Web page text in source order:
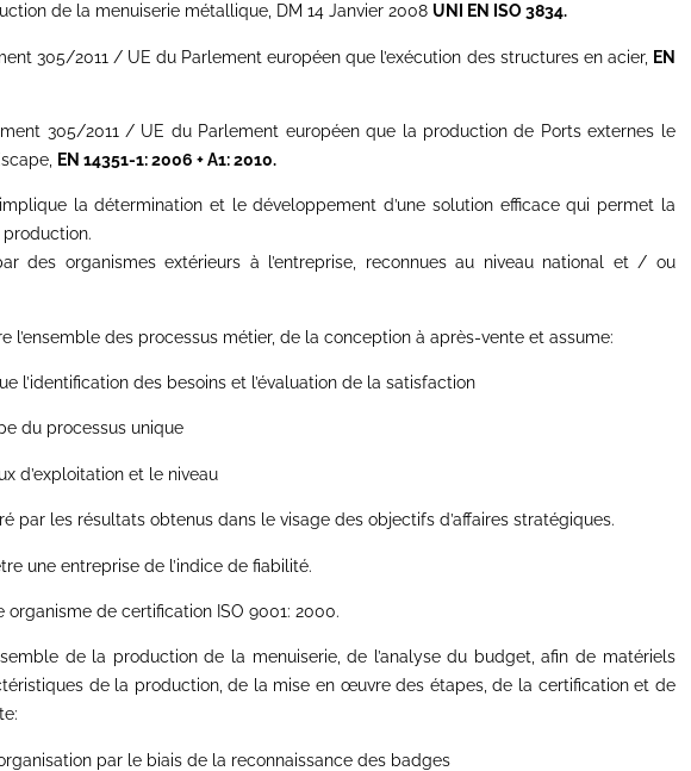
de la menuiserie métallique, DM 14 Janvier 2008 UNI EN ISO 3834.
305/2011 / UE du Parlement européen que l’exécution des structures en acier, EN
305/2011 / UE du Parlement européen que la production de Ports externes le
EN 14351-1: 2006 + A1: 2010.
la détermination et le développement d’une solution efficace qui permet la
des organismes extérieurs à l’entreprise, reconnues au niveau national et / ou
l’ensemble des processus métier, de la conception à après-vente et assume:
l’identification des besoins et l’évaluation de la satisfaction
du processus unique
d’exploitation et le niveau
par les résultats obtenus dans le visage des objectifs d’affaires stratégiques.
une entreprise de l’indice de fiabilité.
organisme de certification ISO 9001: 2000.
de la production de la menuiserie, de l’analyse du budget, afin de matériels
de la production, de la mise en œuvre des étapes, de la certification et de
par le biais de la reconnaissance des badges